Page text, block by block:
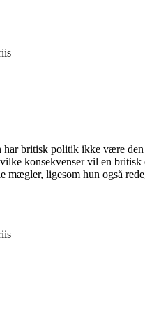
britisk politik ikke være
konsekvenser vil en
ligesom hun også